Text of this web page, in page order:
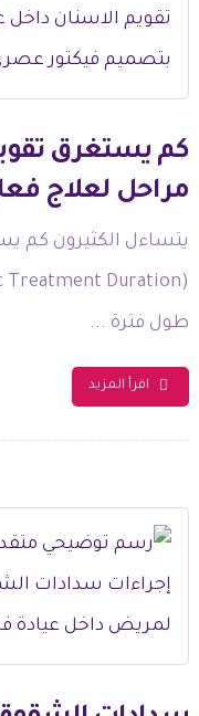
مراحل لعلاج
يتساءل الكثيرون كم
طول فترة ...
اقرأ المزيد